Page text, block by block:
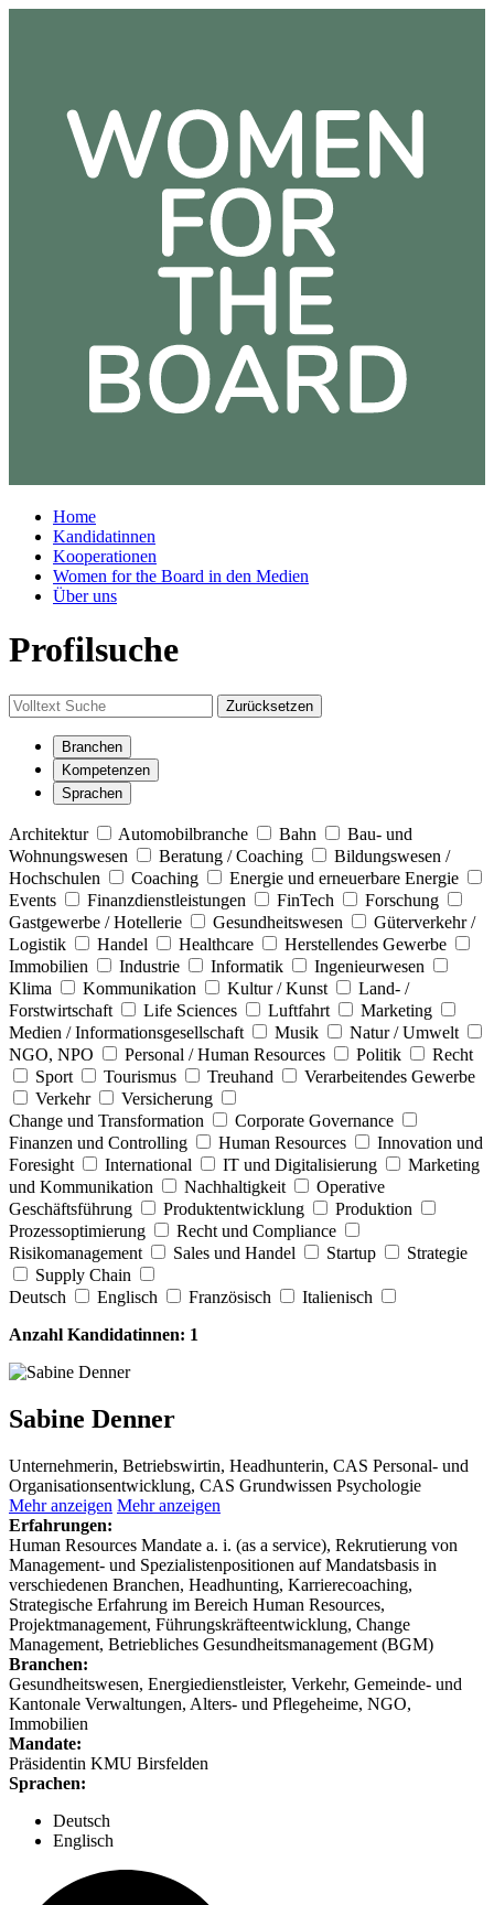
Home
Kandidatinnen
Kooperationen
Women for the Board in den Medien
Über uns
Profilsuche
Zurücksetzen
Branchen
Kompetenzen
Sprachen
Architektur Automobilbranche Bahn
Bau- und
Wohnungswesen
Beratung / Coaching
Bildungswesen /
Hochschulen
Coaching
Energie und erneuerbare Energie
Events
Finanzdienstleistungen FinTech
Forschung
Gastgewerbe / Hotellerie
Gesundheitswesen
Güterverkehr /
Logistik
Handel Healthcare
Herstellendes Gewerbe
Immobilien
Industrie Informatik
Ingenieurwesen
Klima
Kommunikation Kultur / Kunst
Land- /
Forstwirtschaft
Life Sciences Luftfahrt
Marketing
Medien / Informationsgesellschaft
Musik
Natur / Umwelt
NGO, NPO
Personal / Human Resources Politik
Recht
Sport
Tourismus Treuhand
Verarbeitendes Gewerbe
Verkehr
Versicherung
Change und Transformation
Corporate Governance
Finanzen und Controlling
Human Resources
Innovation und
Foresight
International IT und Digitalisierung
Marketing
und Kommunikation
Nachhaltigkeit
Operative
Geschäftsführung
Produktentwicklung
Produktion
Prozessoptimierung
Recht und Compliance
Risikomanagement
Sales und Handel Startup
Strategie
Supply Chain
Deutsch
Englisch Französisch
Italienisch
Anzahl Kandidatinnen: 1
Sabine Denner
Unternehmerin, Betriebswirtin, Headhunterin, CAS Personal- und
Organisationsentwicklung, CAS Grundwissen Psychologie
Mehr anzeigen Mehr anzeigen
Erfahrungen:
Human Resources Mandate a. i. (as a service), Rekrutierung von
Management- und Spezialistenpositionen auf Mandatsbasis in
verschiedenen Branchen, Headhunting, Karrierecoaching,
Strategische Erfahrung im Bereich Human Resources,
Projektmanagement, Führungskräfteentwicklung, Change
Management, Betriebliches Gesundheitsmanagement (BGM)
Branchen:
Gesundheitswesen, Energiedienstleister, Verkehr, Gemeinde- und
Kantonale Verwaltungen, Alters- und Pflegeheime, NGO,
Immobilien
Mandate:
Präsidentin KMU Birsfelden
Sprachen:
Deutsch
Englisch